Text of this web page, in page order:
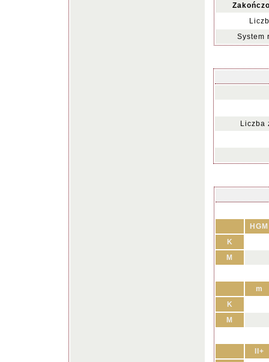
System
Liczba
HGM
K
M
m
K
M
II+